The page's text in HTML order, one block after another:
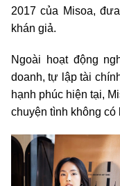
2017 của Misoa,
khán giả.
Ngoài hoạt động
doanh, tự lập tài
hạnh phúc hiện tại,
chuyện tình không có